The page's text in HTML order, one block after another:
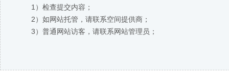
1）检查提交内容；
2）如网站托管，请联系空间提供商；
3）普通网站访客，请联系网站管理员；